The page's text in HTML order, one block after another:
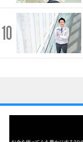
10
1